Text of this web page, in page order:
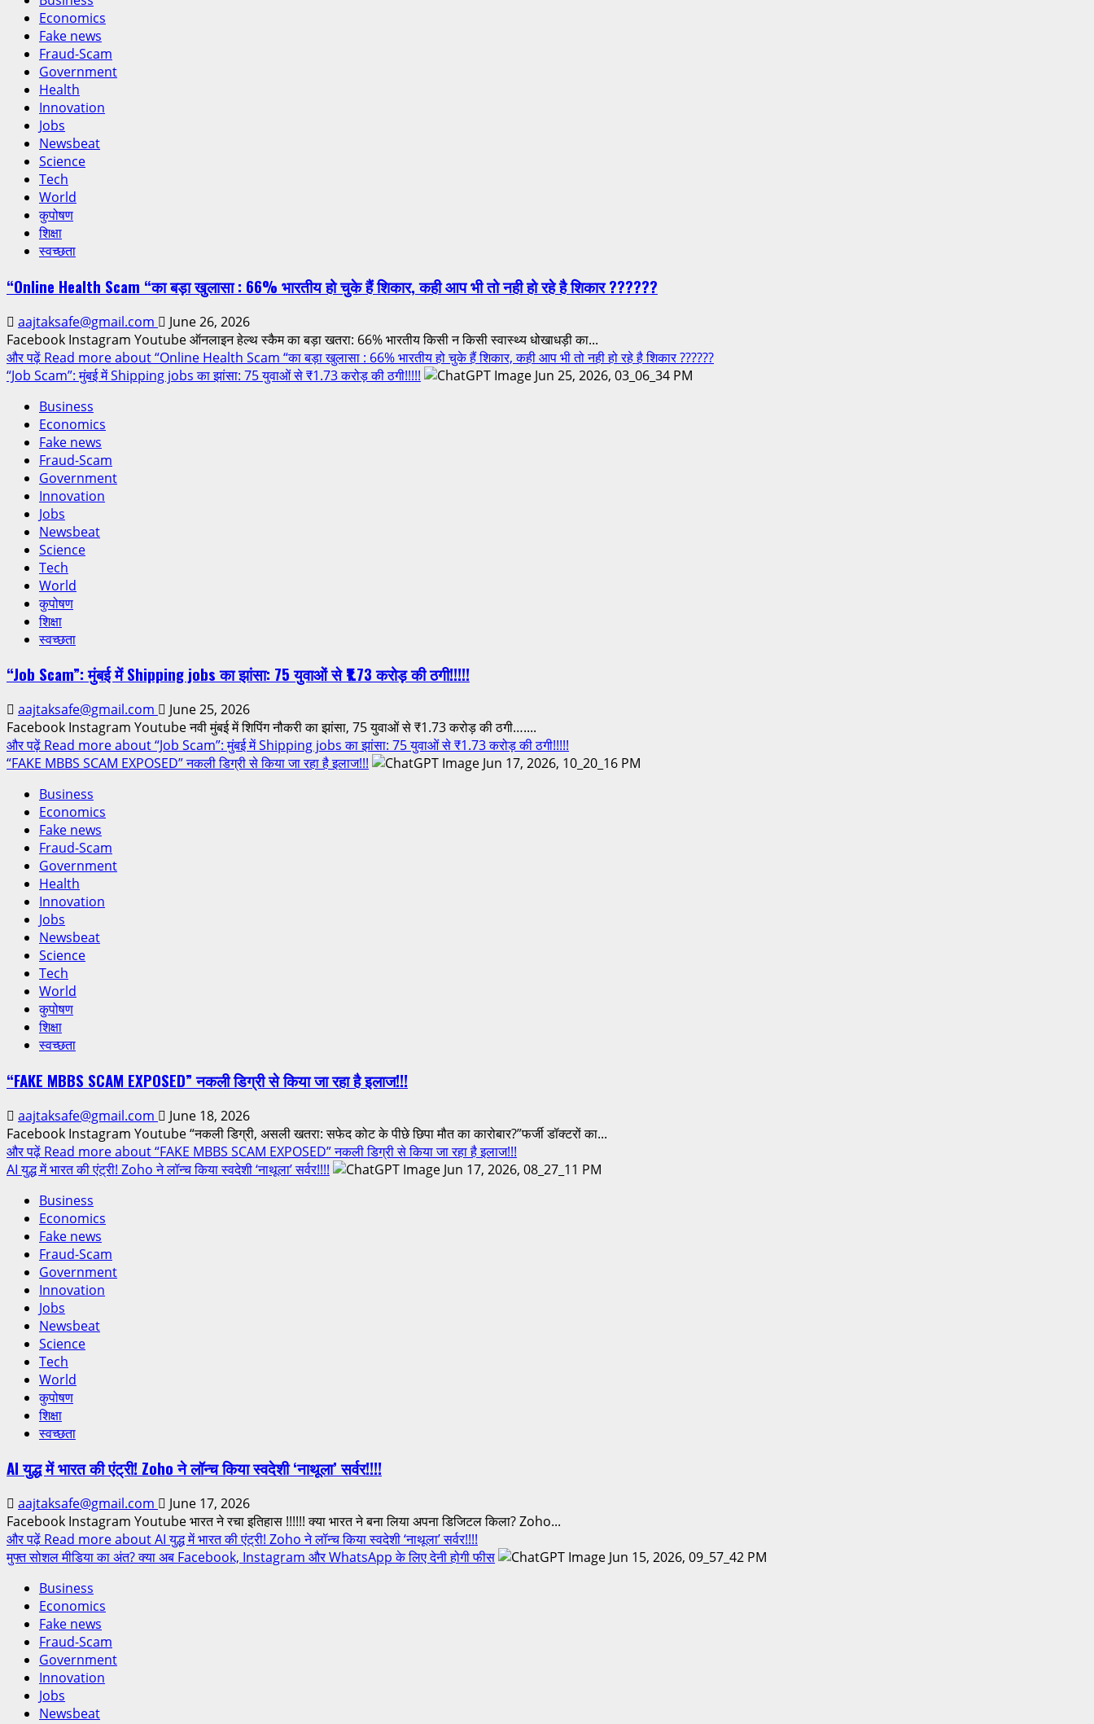
Economics
Fake news
Fraud-Scam
Government
Health
Innovation
Jobs
Newsbeat
Science
Tech
World
कुपोषण
शिक्षा
स्वच्छता
“Online Health Scam “का बड़ा खुलासा : 66% भारतीय हो चुके हैं शिकार, कही आप भी तो नही हो रहे है शिकार ??????
aajtaksafe@gmail.com
June 26, 2026
Facebook Instagram Youtube ऑनलाइन हेल्थ स्कैम का बड़ा खतरा: 66% भारतीय किसी न किसी स्वास्थ्य धोखाधड़ी का...
और पढ़ें Read more about “Online Health Scam “का बड़ा खुलासा : 66% भारतीय हो चुके हैं शिकार, कही आप भी तो नही हो रहे है शिकार ??????
“Job Scam”: मुंबई में Shipping jobs का झांसा: 75 युवाओं से ₹1.73 करोड़ की ठगी!!!!!
Business
Economics
Fake news
Fraud-Scam
Government
Innovation
Jobs
Newsbeat
Science
Tech
World
कुपोषण
शिक्षा
स्वच्छता
“Job Scam”: मुंबई में Shipping jobs का झांसा: 75 युवाओं से ₹1.73 करोड़ की ठगी!!!!!
aajtaksafe@gmail.com
June 25, 2026
Facebook Instagram Youtube नवी मुंबई में शिपिंग नौकरी का झांसा, 75 युवाओं से ₹1.73 करोड़ की ठगी…....
और पढ़ें Read more about “Job Scam”: मुंबई में Shipping jobs का झांसा: 75 युवाओं से ₹1.73 करोड़ की ठगी!!!!!
“FAKE MBBS SCAM EXPOSED” नकली डिग्री से किया जा रहा है इलाज!!!
Business
Economics
Fake news
Fraud-Scam
Government
Health
Innovation
Jobs
Newsbeat
Science
Tech
World
कुपोषण
शिक्षा
स्वच्छता
“FAKE MBBS SCAM EXPOSED” नकली डिग्री से किया जा रहा है इलाज!!!
aajtaksafe@gmail.com
June 18, 2026
Facebook Instagram Youtube “नकली डिग्री, असली खतरा: सफेद कोट के पीछे छिपा मौत का कारोबार?”फर्जी डॉक्टरों का...
और पढ़ें Read more about “FAKE MBBS SCAM EXPOSED” नकली डिग्री से किया जा रहा है इलाज!!!
AI युद्ध में भारत की एंट्री! Zoho ने लॉन्च किया स्वदेशी ‘नाथूला’ सर्वर!!!!
Business
Economics
Fake news
Fraud-Scam
Government
Innovation
Jobs
Newsbeat
Science
Tech
World
कुपोषण
शिक्षा
स्वच्छता
AI युद्ध में भारत की एंट्री! Zoho ने लॉन्च किया स्वदेशी ‘नाथूला’ सर्वर!!!!
aajtaksafe@gmail.com
June 17, 2026
Facebook Instagram Youtube भारत ने रचा इतिहास !!!!!! क्या भारत ने बना लिया अपना डिजिटल किला? Zoho...
और पढ़ें Read more about AI युद्ध में भारत की एंट्री! Zoho ने लॉन्च किया स्वदेशी ‘नाथूला’ सर्वर!!!!
मुफ्त सोशल मीडिया का अंत? क्या अब Facebook, Instagram और WhatsApp के लिए देनी होगी फीस
Business
Economics
Fake news
Fraud-Scam
Government
Innovation
Jobs
Newsbeat